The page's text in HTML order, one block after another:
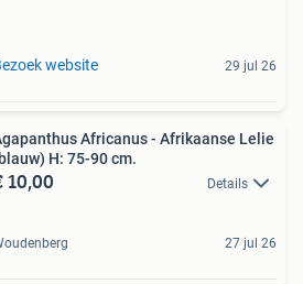
website 29 jul 26
Africanus - Afrikaanse Lelie
H: 75-90 cm.
10,00 Details
27 jul 26